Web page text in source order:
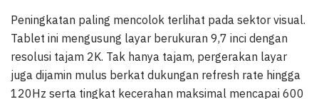
Peningkatan paling mencolok terlihat pada sektor visual.
Tablet ini mengusung layar berukuran 9,7 inci dengan
resolusi tajam 2K. Tak hanya tajam, pergerakan layar
juga dijamin mulus berkat dukungan refresh rate hingga
120Hz serta tingkat kecerahan maksimal mencapai 600